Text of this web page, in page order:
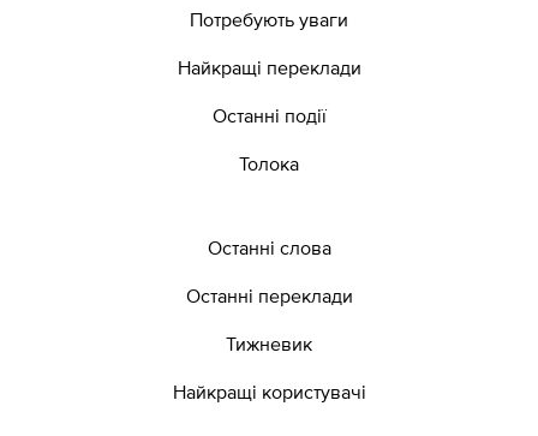
Потребують уваги
Найкращі переклади
Останні події
Толока
Останні слова
Останні переклади
Тижневик
Найкращі користувачі